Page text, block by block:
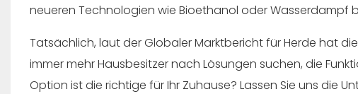
neueren Technologien wie Bioethanol oder Wasserdampf
Tatsächlich, laut derGlobaler Marktbericht für Herde hat
immer mehr Hausbesitzer nach Lösungen suchen, die
Option ist die richtige für Ihr Zuhause? Lassen Sie uns die